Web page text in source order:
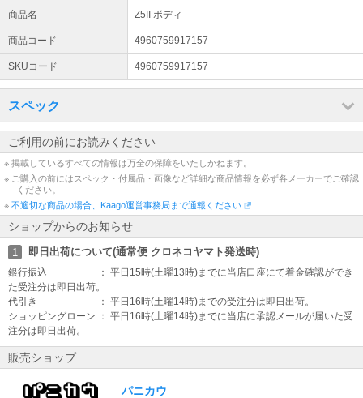
インボイス制度への対応について
当店では、適格請求書として領収書の発行が可能です。詳細はリン
ク先のページにてご確認下さい。
詳細はこちら
商品名 Z5II ボディ
商品コード 4960759917157
SKUコード 4960759917157
スペック
ご利用の前にお読みください
※ 掲載しているすべての情報は万全の保障をいたしかねます。
※ ご購入の前にはスペック・付属品・画像など詳細な商品情報を必ず各メーカーでご確認
ください。
※ 不適切な商品の場合、Kaago運営事務局まで通報ください
ショップからのお知らせ
1 即日出荷について(通常便 クロネコヤマト発送時)
銀行振込 ： 平日15時(土曜13時)までに当店口座にて着金確認ができ
た受注分は即日出荷。
代引き ： 平日16時(土曜14時)までの受注分は即日出荷。
ショッピングローン ： 平日16時(土曜14時)までに当店に承認メールが届いた受
注分は即日出荷。
販売ショップ
パニカウ